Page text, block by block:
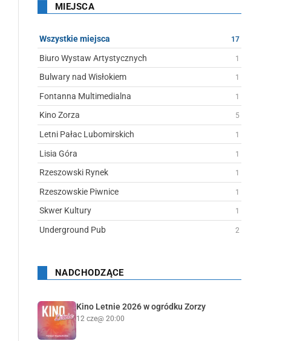
MIEJSCA
Wszystkie miejsca 17
Biuro Wystaw Artystycznych 1
Bulwary nad Wisłokiem 1
Fontanna Multimedialna 1
Kino Zorza 5
Letni Pałac Lubomirskich 1
Lisia Góra 1
Rzeszowski Rynek 1
Rzeszowskie Piwnice 1
Skwer Kultury 1
Underground Pub 2
NADCHODZĄCE
Kino Letnie 2026 w ogródku Zorzy
12 cze@ 20:00